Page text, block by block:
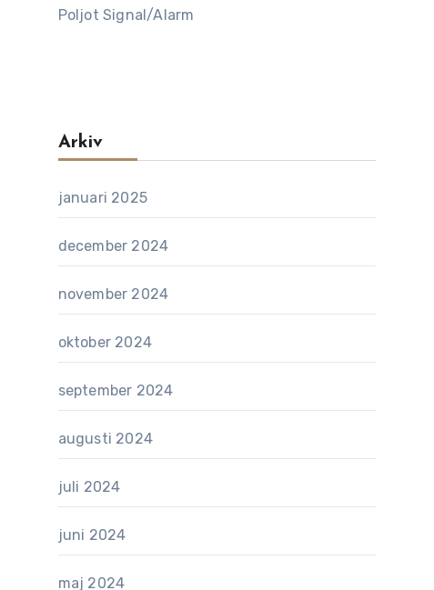
Poljot Signal/Alarm
Arkiv
januari 2025
december 2024
november 2024
oktober 2024
september 2024
augusti 2024
juli 2024
juni 2024
maj 2024